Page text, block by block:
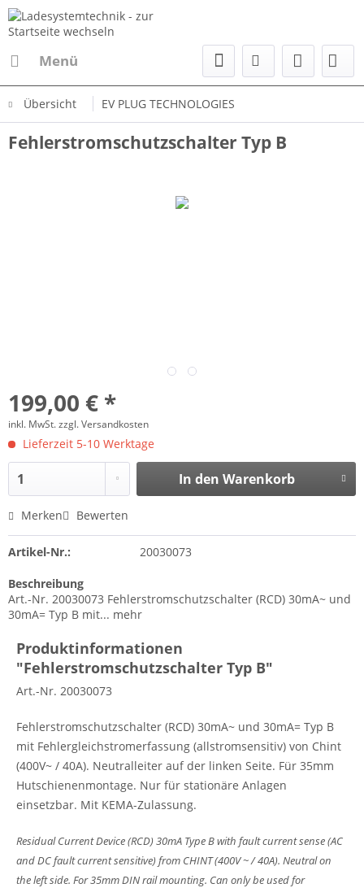
Menü
Übersicht EV PLUG TECHNOLOGIES
Fehlerstromschutzschalter Typ B
199,00 € *
inkl. MwSt.zzgl. Versandkosten
Lieferzeit 5-10 Werktage
In den Warenkorb
Merken Bewerten
Artikel-Nr.: 20030073
Beschreibung
Art.-Nr. 20030073 Fehlerstromschutzschalter (RCD) 30mA~ und
30mA= Typ B mit... mehr
Produktinformationen
"Fehlerstromschutzschalter Typ B"
Art.-Nr. 20030073
Fehlerstromschutzschalter (RCD) 30mA~ und 30mA= Typ B
mit Fehlergleichstromerfassung (allstromsensitiv) von Chint
(400V~ / 40A). Neutralleiter auf der linken Seite. Für 35mm
Hutschienenmontage. Nur für stationäre Anlagen
einsetzbar. Mit KEMA-Zulassung.
Residual Current Device (RCD) 30mA Type B with fault current sense (AC
and DC fault current sensitive) from CHINT (400V ~ / 40A). Neutral on
the left side. For 35mm DIN rail mounting. Can only be used for